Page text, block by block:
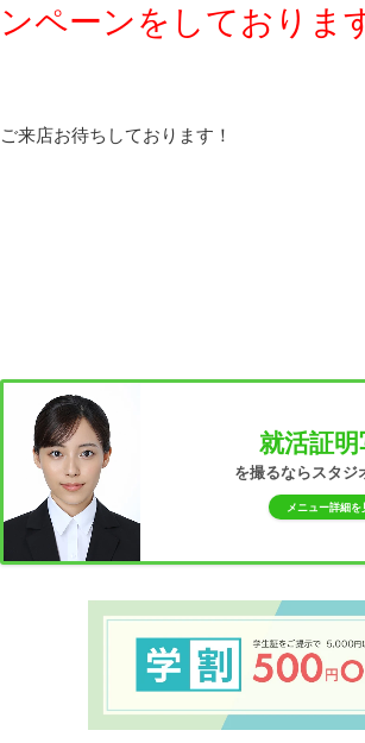
ンペーンをしておりま
ご来店お待ちしております！
就活証
を撮るならスタジ
メニュー詳細を